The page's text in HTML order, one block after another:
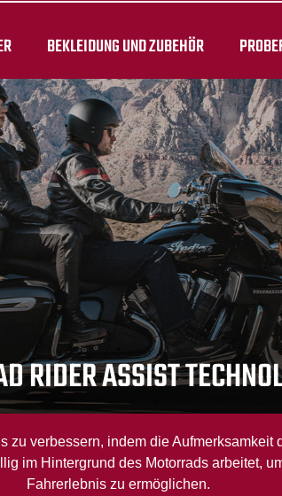
BEKLEIDUNG UND ZUBEHÖR
RIDER ASSIST
verbessern, indem die Aufmerksamkeit
im Hintergrund des Motorrads arbeitet,
Fahrerlebnis zu ermöglichen.